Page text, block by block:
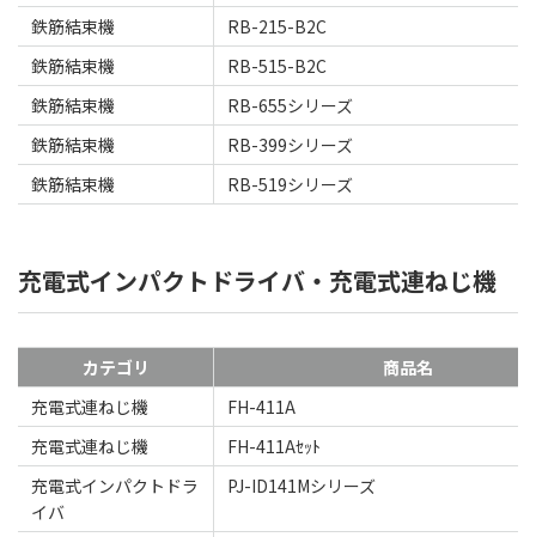
鉄筋結束機
RB-215-B2C
鉄筋結束機
RB-515-B2C
鉄筋結束機
RB-655シリーズ
鉄筋結束機
RB-399シリーズ
鉄筋結束機
RB-519シリーズ
充電式インパクトドライバ・充電式連ねじ機
カテゴリ
商品名
充電式連ねじ機
FH-411A
充電式連ねじ機
FH-411Aｾｯﾄ
充電式インパクトドラ
イバ
PJ-ID141Mシリーズ